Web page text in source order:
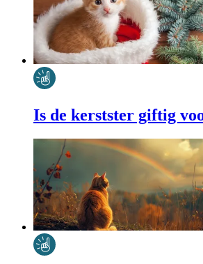
Is de kerstster giftig